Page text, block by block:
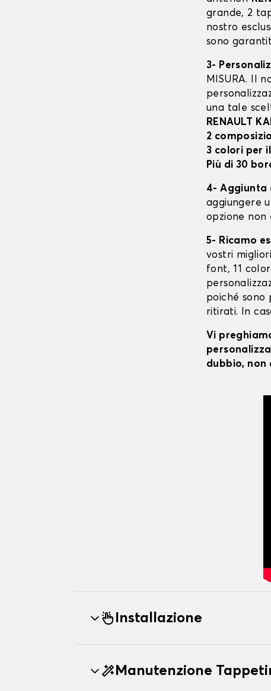
grande, 2
nostro
sono
3-
MISURA. Il
una tale
RENAULT
2
3 colori per
Più di 30
4- Aggiunta
aggiungere
opzione non
5- Ricamo
vostri
font, 11
poiché sono
ritirati. In
Vi
dubbio,
Installazione
Manutenzione